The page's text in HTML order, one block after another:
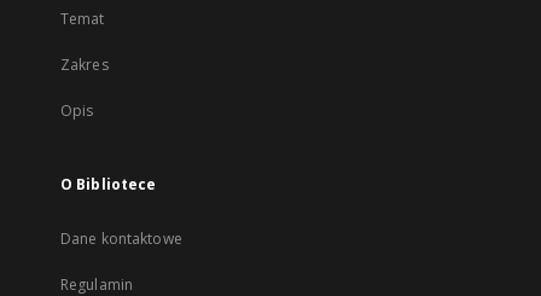
Temat
Zakres
Opis
O Bibliotece
Dane kontaktowe
Regulamin